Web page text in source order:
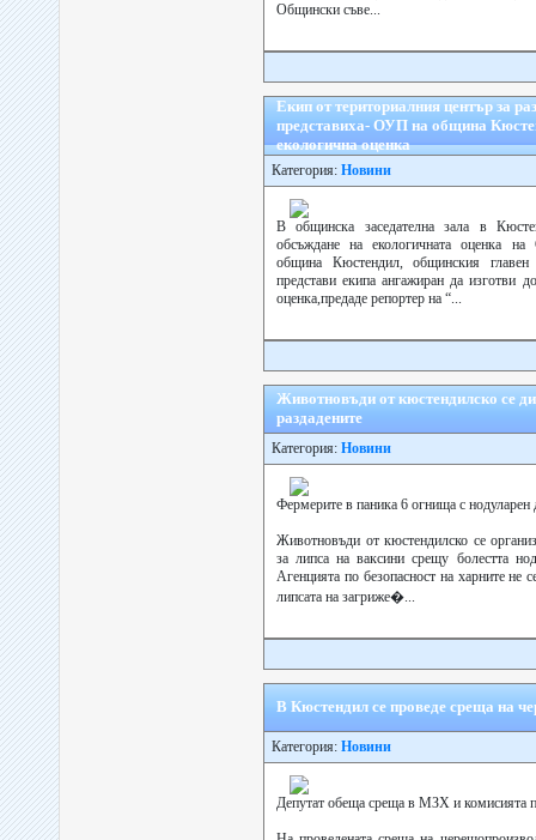
Общински съве...
Екип от териториалния център за
представиха- ОУП на община
екологична оценка
Категория: Новини
В общинска заседателна зала в
обсъждане на екологичната оценка
община Кюстендил, общинския главен
представи екипа ангажиран да изготви
оценка,предаде репортер на “...
Животновъди от кюстендилско се
раздадените
Категория: Новини
Фермерите в паника 6 огнища с нодуларен
Животновъди от кюстендилско се
за липса на ваксини срещу болестта
Агенцията по безопасност на харните не
липсата на загриже�...
В Кюстендил се проведе среща на
Категория: Новини
Депутат обеща среща в МЗХ и комисията